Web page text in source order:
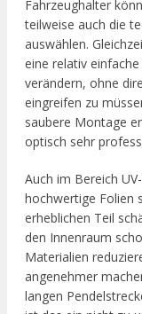
Fahrzeughalter
teilweise auch die
auswählen.
eine relativ
verändern, ohne
eingreifen zu
saubere Montage
optisch sehr
Auch im Bereich
hochwertige Folien
erheblichen Teil
den Innenraum
Materialien
angenehmer
langen